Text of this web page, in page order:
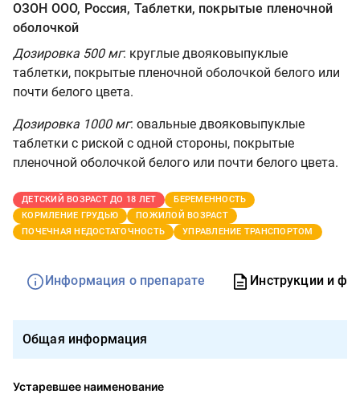
ОЗОН ООО, Россия, Таблетки, покрытые пленочной
оболочкой
Дозировка 500 мг: круглые двояковыпуклые
таблетки, покрытые пленочной оболочкой белого или
почти белого цвета.
Дозировка 1000 мг: овальные двояковыпуклые
таблетки с риской с одной стороны, покрытые
пленочной оболочкой белого или почти белого цвета.
ДЕТСКИЙ ВОЗРАСТ ДО 18 ЛЕТ
БЕРЕМЕННОСТЬ
КОРМЛЕНИЕ ГРУДЬЮ
ПОЖИЛОЙ ВОЗРАСТ
ПОЧЕЧНАЯ НЕДОСТАТОЧНОСТЬ
УПРАВЛЕНИЕ ТРАНСПОРТОМ
Информация о препарате Инструкции и
Общая информация
Устаревшее наименование